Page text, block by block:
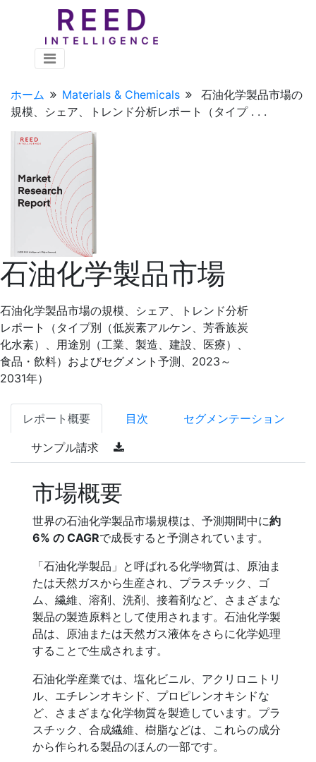
ホーム Materials & Chemicals
石油化学製品市場の
規模、シェア、トレンド分析レポート（タイプ . . .
石油化学製品市場
石油化学製品市場の規模、シェア、トレンド分析
レポート（タイプ別（低炭素アルケン、芳香族炭
化水素）、用途別（工業、製造、建設、医療）、
食品・飲料）およびセグメント予測、2023～
2031年）
レポート概要 目次 セグメンテーション
サンプル請求
市場概要
世界の石油化学製品市場規模は、予測期間中に約
6% の CAGRで成長すると予測されています。
「石油化学製品」と呼ばれる化学物質は、原油ま
たは天然ガスから生産され、プラスチック、ゴ
ム、繊維、溶剤、洗剤、接着剤など、さまざまな
製品の製造原料として使用されます。石油化学製
品は、原油または天然ガス液体をさらに化学処理
することで生成されます。
石油化学産業では、塩化ビニル、アクリロニトリ
ル、エチレンオキシド、プロピレンオキシドな
ど、さまざまな化学物質を製造しています。プラ
スチック、合成繊維、樹脂などは、これらの成分
から作られる製品のほんの一部です。